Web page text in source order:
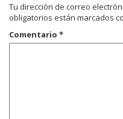
Tu dirección de correo
obligatorios están marcados
Comentario *